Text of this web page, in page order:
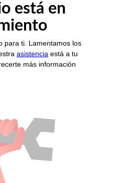
está en
para ti. Lamentamos los
asistencia está a tu
más información